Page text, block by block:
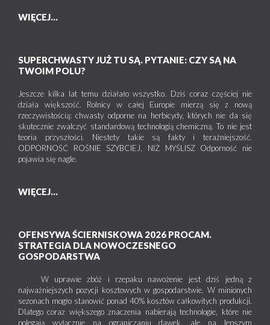
WIĘCEJ...
SUPERCHWASTY JUŻ TU SĄ. PYTANIE: CZY SĄ NA
TWOIM POLU?
Jeszcze kilka lat temu działało wszystko. Dziś coraz częściej nie
działa większość. Rolnicy w całej Europie mierzą się z nową
rzeczywistością: chwasty odporne na herbicydy, których nie da się
skutecznie zwalczyć standardową technologią chemiczną. To nie jest
teoria przyszłości. Niestety takie są fakty i teraźniejszość.
ODPORNOŚĆ ROŚNIE SZYBCIEJ, NIŻ MYŚLISZ Odporność nie
pojawia się nagle.
WIĘCEJ...
OFENSYWA ŚCIERNISKOWA 2026 PROCAM.
STRATEGIA DLA NOWOCZESNEGO
GOSPODARSTWA
W uprawie zbóż i rzepaku nawożenie jest dziś jedną z
najważniejszych pozycji kosztowych w gospodarstwie. W minionych
sezonach mogło stanowić ponad 40% kosztów całkowitych produkcji.
Dlatego coraz większego znaczenia nabierają technologie, które nie
polegają wyłącznie na ograniczaniu dawek, ale na lepszym